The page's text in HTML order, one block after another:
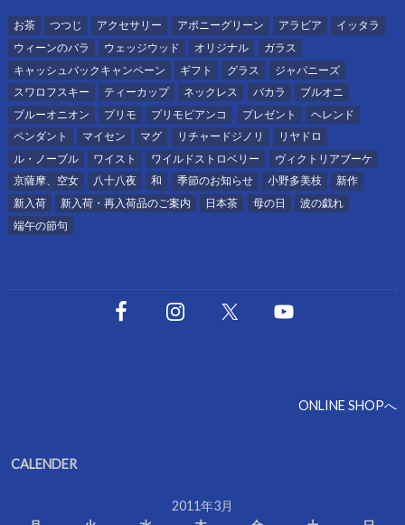
お茶 つつじ アクセサリー アポニーグリーン アラビア
イッタラ
ウィーンのバラ
ウェッジウッド オリジナル
ガラス
キャッシュバックキャンペーン
ギフト グラス
ジャパニーズ
スワロフスキー
ティーカップ ネックレス バカラ
ブルオニ
ブルーオニオン
プリモ プリモビアンコ プレゼント
ヘレンド
ペンダント
マイセン マグ リチャードジノリ
リヤドロ
ル・ノーブル
ワイスト ワイルドストロベリー
ヴィクトリアブーケ
京薩摩、空女
八十八夜 和 季節のお知らせ 小野多美枝
新作
新入荷
新入荷・再入荷品のご案内 日本茶 母の日
波の戯れ
端午の節句
ONLINE SHOPへ
CALENDER
2011年3月